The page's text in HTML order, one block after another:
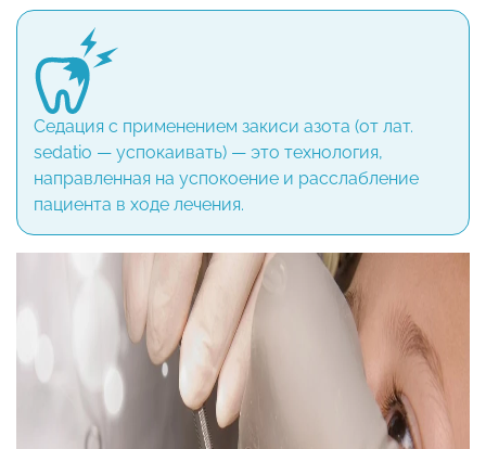
Седация с применением закиси азота (от лат.
sedatio — успокаивать) — это технология,
направленная на успокоение и расслабление
пациента в ходе лечения.